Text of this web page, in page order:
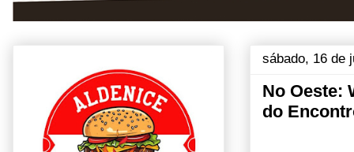
sábado, 16 de
No Oeste:
do